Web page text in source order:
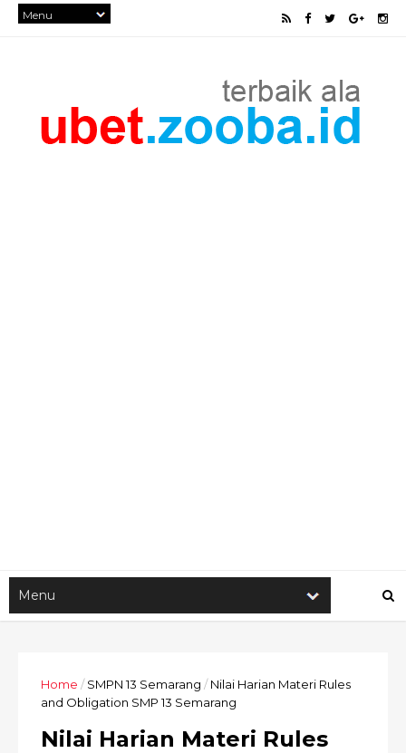
Home / SMPN 13 Semarang / Nilai Harian Materi Rules
and Obligation SMP 13 Semarang
Nilai Harian Materi Rules